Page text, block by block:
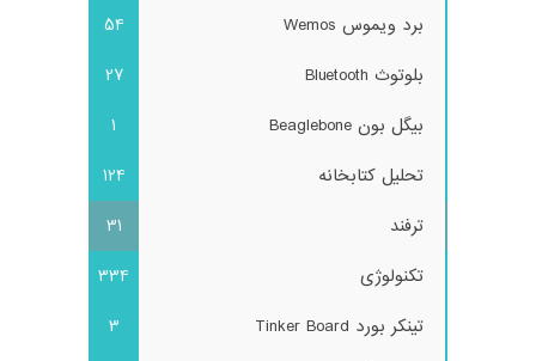
برد ویموس Wemos
54
بلوتوث Bluetooth
27
بیگل بون Beaglebone
1
تحلیل کتابخانه
124
ترفند
31
تکنولوژی
334
تینکر بورد Tinker Board
3